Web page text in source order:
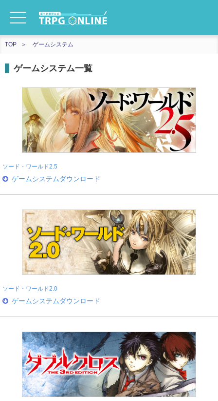
TOP ゲームシステム
ゲームシステム一覧
ソード・ワールド2.5
ゲームシステムダウンロード
ソード・ワールド2.0
ゲームシステムダウンロード